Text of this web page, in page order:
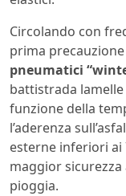
Circolando con
prima
pneumatici
battistrada
funzione della
l’aderenza
esterne inferiori
maggior
pioggia.